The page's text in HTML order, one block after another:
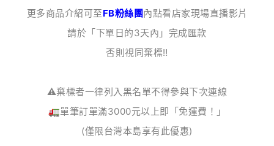
更多商品介紹可至FB粉絲團內點看店家現場直播影片
請於「下單日的3天內」完成匯款
否則視同棄標‼️
⚠️棄標者一律列入黑名單不得參與下次連線
🚛單筆訂單滿3000元以上即「免運費！」
(僅限台灣本島享有此優惠)